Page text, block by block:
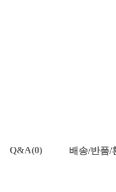
Q&A(0) 배송/반품/